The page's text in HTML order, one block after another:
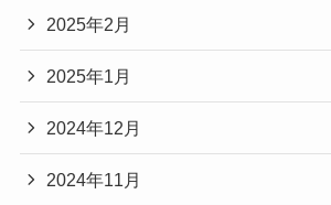
2025年2月
2025年1月
2024年12月
2024年11月